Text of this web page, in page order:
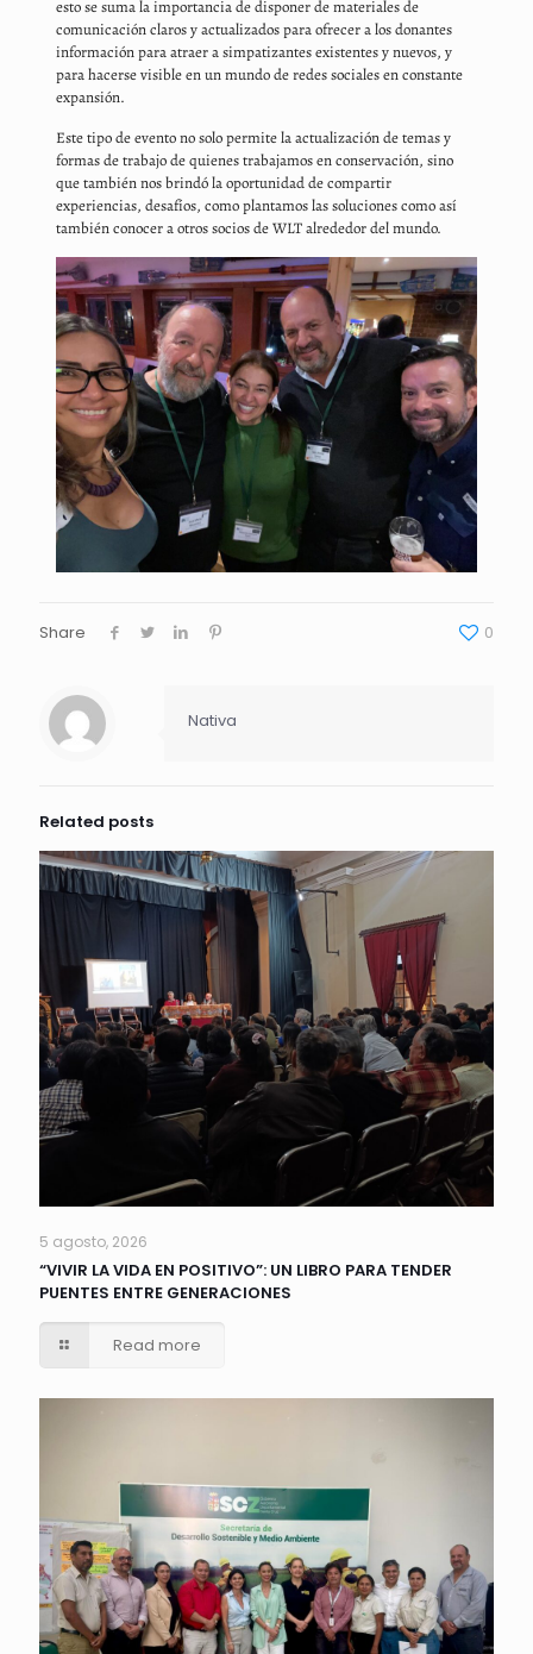
esto se suma la importancia de disponer de materiales de
comunicación claros y actualizados para ofrecer a los donantes
información para atraer a simpatizantes existentes y nuevos, y
para hacerse visible en un mundo de redes sociales en constante
expansión.
Este tipo de evento no solo permite la actualización de temas y
formas de trabajo de quienes trabajamos en conservación, sino
que también nos brindó la oportunidad de compartir
experiencias, desafíos, como plantamos las soluciones como así
también conocer a otros socios de WLT alrededor del mundo.
Share 0
Nativa
Related posts
5 agosto, 2026
“VIVIR LA VIDA EN POSITIVO”: UN LIBRO PARA TENDER
PUENTES ENTRE GENERACIONES
Read more